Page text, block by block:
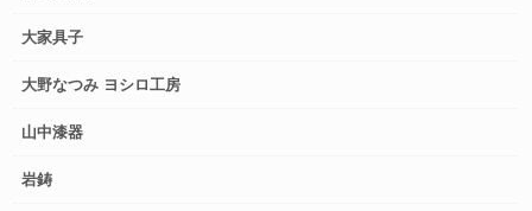
大家具子
大野なつみ ヨシロ工房
山中漆器
岩鋳